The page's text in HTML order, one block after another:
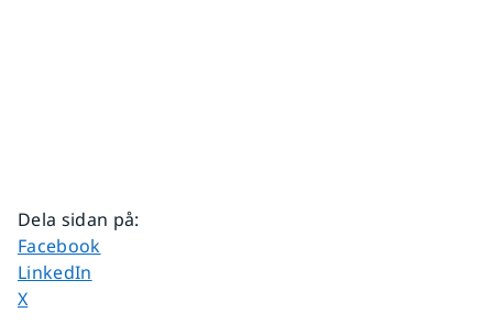
Dela sidan på:
Dela sidan på
Facebook
Dela sidan på
LinkedIn
Dela sidan på
X